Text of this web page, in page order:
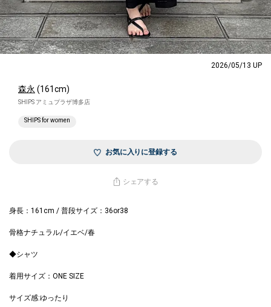
2026/05/13 UP
森永 (161cm)
SHIPS アミュプラザ博多店
SHIPS for women
お気に入りに登録する
シェアする
身長：161cm / 普段サイズ：36or38
骨格ナチュラル/イエベ/春
◆シャツ
着用サイズ：ONE SIZE
サイズ感:ゆったり